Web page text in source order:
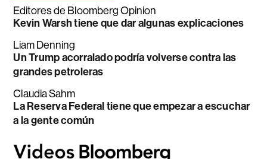
Editores de Bloomberg Opinion
Kevin Warsh tiene que dar algunas explicaciones
Liam Denning
Un Trump acorralado podría volverse contra las
grandes petroleras
Claudia Sahm
La Reserva Federal tiene que empezar a escuchar
a la gente común